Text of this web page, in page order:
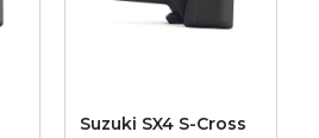
Suzuki SX4 S-Cross